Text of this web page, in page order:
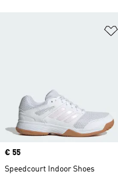
Price
€ 55
Speedcourt Indoor Shoes